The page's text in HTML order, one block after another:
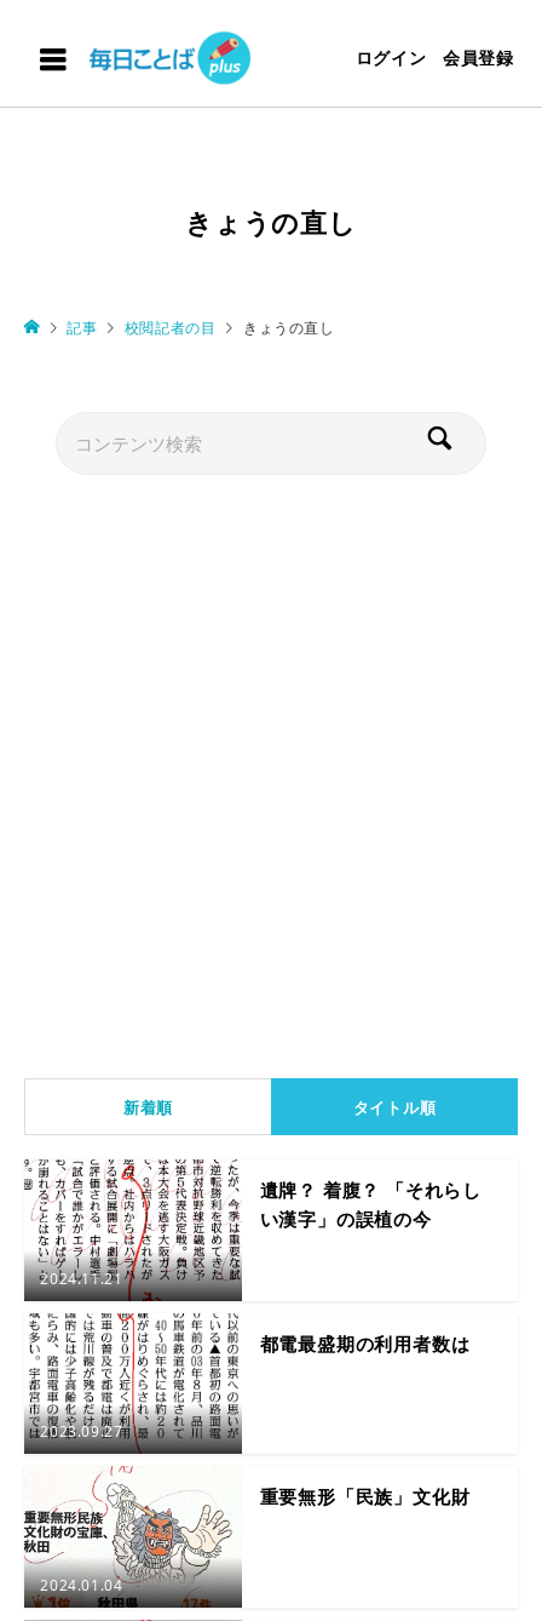
ログイン 会員登録
きょうの直し
記事 校閲記者の目 きょうの直し
新着順 タイトル順
2024.11.21
遺牌？ 着腹？ 「それらし
い漢字」の誤植の今
2023.09.27
都電最盛期の利用者数は
2024.01.04
重要無形「民族」文化財